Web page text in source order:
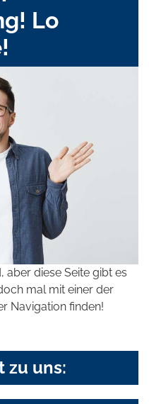
Lo
aber diese Seite gibt es
mal mit einer der
Navigation finden!
zu uns: